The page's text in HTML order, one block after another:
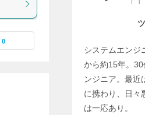
0
システムエンジ
から約15年。
ンジニア。最近
に携わり、日々
は一応あり。